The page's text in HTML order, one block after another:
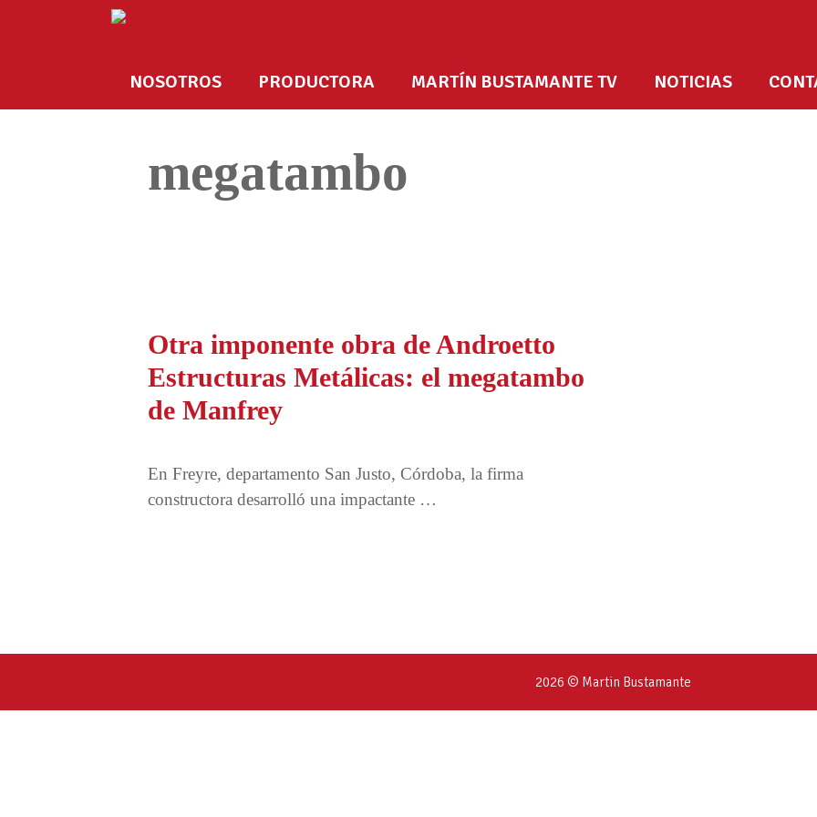
NOSOTROS PRODUCTORA MARTÍN BUSTAMANTE TV NOTICIAS
megatambo
Otra imponente obra de Androetto
Estructuras Metálicas: el megatambo
de Manfrey
En Freyre, departamento San Justo, Córdoba, la firma
constructora desarrolló una impactante …
2026 © Martin Bustamante